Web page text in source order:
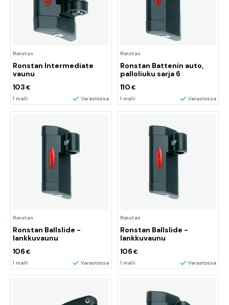
Ronstan
Ronstan Intermediate
vaunu
103 €
1 malli Varastossa
Ronstan
Ronstan Battenin auto,
palloliuku sarja 6
110 €
1 malli Varastossa
Ronstan
Ronstan Ballslide -
lankkuvaunu
106 €
1 malli Varastossa
Ronstan
Ronstan Ballslide -
lankkuvaunu
106 €
1 malli Varastossa